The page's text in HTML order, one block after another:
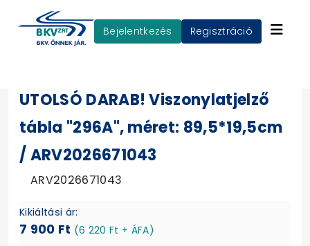
Bejelentkezés Regisztráció
UTOLSÓ DARAB! Viszonylatjelző
tábla "296A", méret: 89,5*19,5cm
/ ARV2026671043
ARV2026671043
Kikiáltási ár:
7 900 Ft (6 220 Ft + ÁFA)